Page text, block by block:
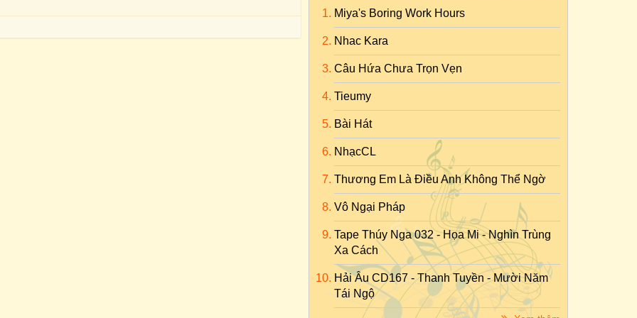
Miya's Boring Work Hours
Nhac Kara
Câu Hứa Chưa Trọn Vẹn
Tieumy
Bài Hát
NhạcCL
Thương Em Là Điều Anh Không Thể Ngờ
Vô Ngại Pháp
Tape Thúy Nga 032 - Họa Mi - Nghìn Trùng
Xa Cách
Hải Âu CD167 - Thanh Tuyền - Mười Năm
Tái Ngộ